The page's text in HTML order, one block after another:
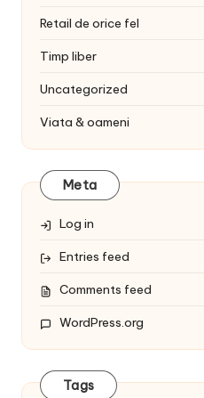
Retail de orice fel
Timp liber
Uncategorized
Viata & oameni
Meta
Log in
Entries feed
Comments feed
WordPress.org
Tags